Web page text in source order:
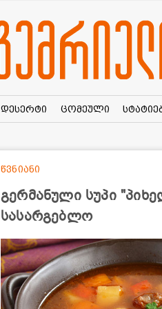
დესერტი ცომეული
გერმანული სუპი
სასარგებლო
წვნიანი